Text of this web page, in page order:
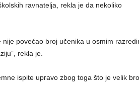
ravnatelja, rekla je da nekoliko
povećao broj učenika u osmim
rekla je.
ispite upravo zbog toga što je velik